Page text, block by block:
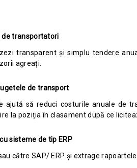
de transportatori
transparent și simplu tendere
agreați.
de transport
ajută să reduci costurile anuale de
la poziția în clasament după ce
sisteme de tip ERP
către SAP/ ERP și extrage